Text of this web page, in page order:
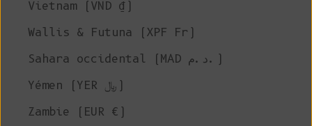
Vietnam (VND ₫)
Wallis & Futuna (XPF Fr)
Sahara occidental (MAD د.م.)
Yémen (YER ﷼)
Zambie (EUR €)